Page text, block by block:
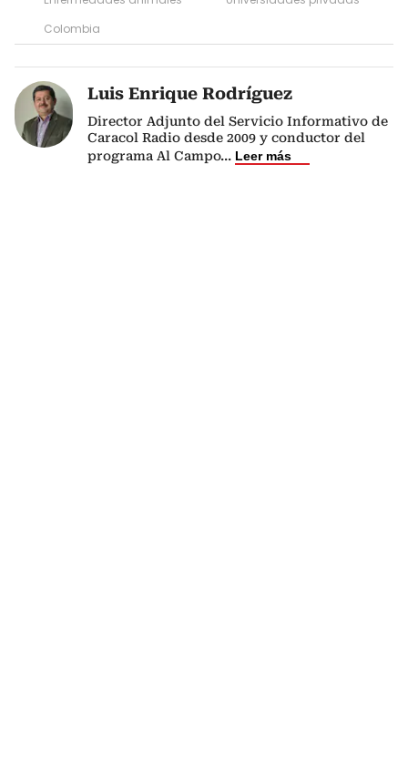
Colombia
Luis Enrique Rodríguez
Director Adjunto del Servicio Informativo de
Caracol Radio desde 2009 y conductor del
programa Al Campo... Leer más